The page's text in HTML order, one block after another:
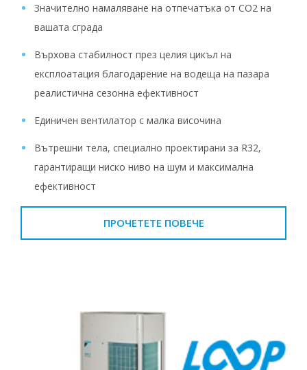
Значително намаляване на отпечатъка от CO2 на
вашата сграда
Върхова стабилност през целия цикъл на
експлоатация благодарение на водеща на пазара
реалистична сезонна ефективност
Единичен вентилатор с малка височина
Вътрешни тела, специално проектирани за R32,
гарантиращи ниско ниво на шум и максимална
ефективност
ПРОЧЕТЕТЕ ПОВЕЧЕ